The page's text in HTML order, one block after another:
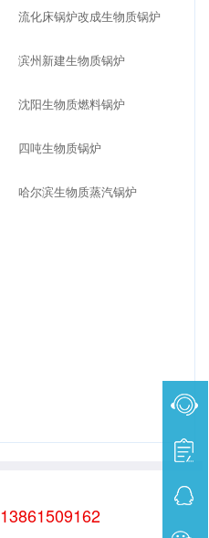
流化床锅炉改成生物质锅炉
滨州新建生物质锅炉
沈阳生物质燃料锅炉
四吨生物质锅炉
哈尔滨生物质蒸汽锅炉
13861509162